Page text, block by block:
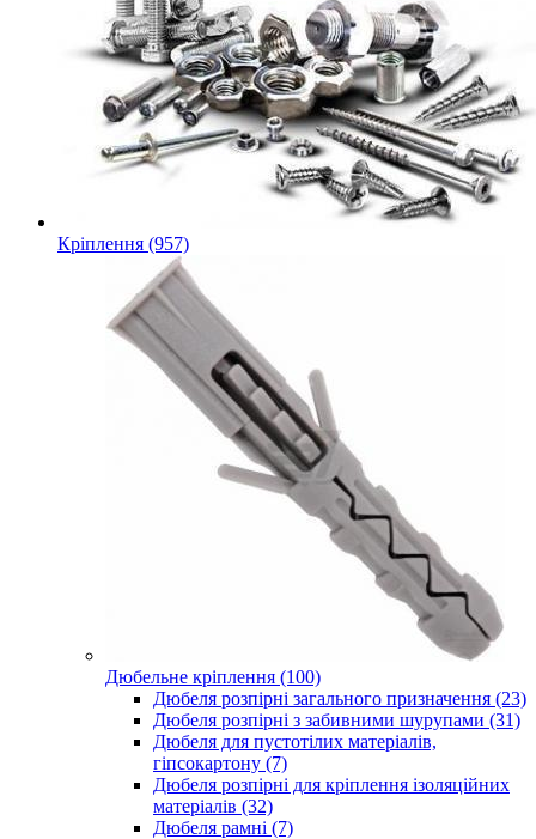
Кріплення (957)
Дюбельне кріплення (100)
Дюбеля розпірні загального призначення (23)
Дюбеля розпірні з забивними шурупами (31)
Дюбеля для пустотілих матеріалів,
гіпсокартону (7)
Дюбеля розпірні для кріплення ізоляційних
матеріалів (32)
Дюбеля рамні (7)